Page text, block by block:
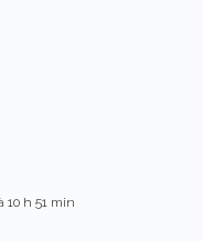
10 h 51 min